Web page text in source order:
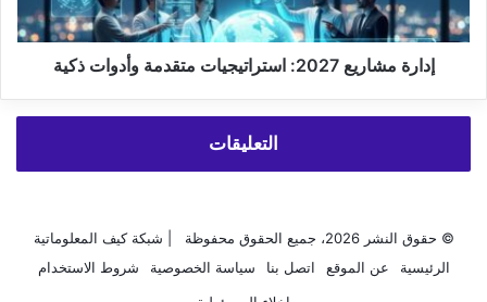
إدارة مشاريع 2027: استراتيجيات متقدمة وأدوات ذكية
التعليقات
© حقوق النشر 2026، جميع الحقوق محفوظة | شبكة كيف المعلوماتية
الرئيسية
عن الموقع اتصل بنا سياسة الخصوصية
شروط الاستخدام